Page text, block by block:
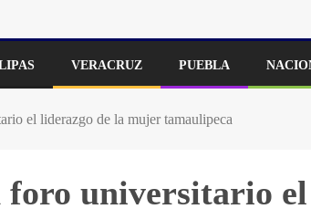
VERACRUZ PUEBLA
el liderazgo de la mujer tamaulipeca
foro universitario